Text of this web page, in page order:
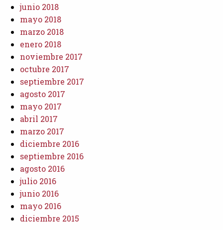
junio 2018
mayo 2018
marzo 2018
enero 2018
noviembre 2017
octubre 2017
septiembre 2017
agosto 2017
mayo 2017
abril 2017
marzo 2017
diciembre 2016
septiembre 2016
agosto 2016
julio 2016
junio 2016
mayo 2016
diciembre 2015